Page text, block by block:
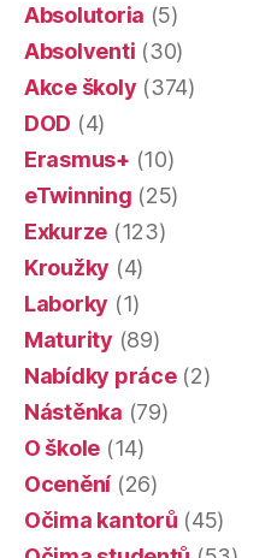
Absolutoria (5)
Absolventi (30)
Akce školy (374)
DOD (4)
Erasmus+ (10)
eTwinning (25)
Exkurze (123)
Kroužky (4)
Laborky (1)
Maturity (89)
Nabídky práce(2)
Nástěnka (79)
O škole (14)
Ocenění (26)
Očima kantorů (45)